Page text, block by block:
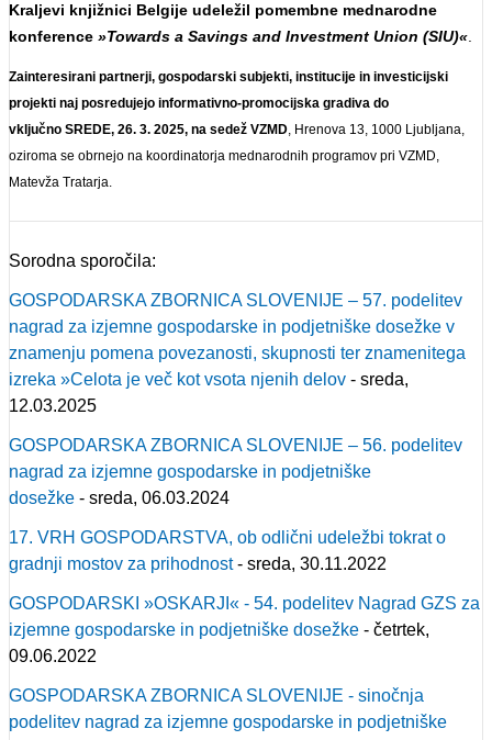
Kraljevi knjižnici Belgije udeležil pomembne mednarodne
konference »Towards a Savings and Investment Union (SIU)«
Zainteresirani partnerji, gospodarski subjekti, institucije in investicijski
projekti naj posredujejo informativno-promocijska gradiva do
vključno SREDE, 26. 3. 2025, na sedež VZMD, Hrenova 13, 1000 Ljubljana,
oziroma se obrnejo na koordinatorja mednarodnih programov pri VZMD,
Matevža Tratarja.
Sorodna sporočila:
GOSPODARSKA ZBORNICA SLOVENIJE – 57. podelitev
nagrad za izjemne gospodarske in podjetniške dosežke v
znamenju pomena povezanosti, skupnosti ter znamenitega
izreka »Celota je več kot vsota njenih delov - sreda,
12.03.2025
GOSPODARSKA ZBORNICA SLOVENIJE – 56. podelitev
nagrad za izjemne gospodarske in podjetniške
dosežke - sreda, 06.03.2024
17. VRH GOSPODARSTVA, ob odlični udeležbi tokrat o
gradnji mostov za prihodnost- sreda, 30.11.2022
GOSPODARSKI »OSKARJI« - 54. podelitev Nagrad GZS za
izjemne gospodarske in podjetniške dosežke - četrtek,
09.06.2022
GOSPODARSKA ZBORNICA SLOVENIJE - sinočnja
podelitev nagrad za izjemne gospodarske in podjetniške